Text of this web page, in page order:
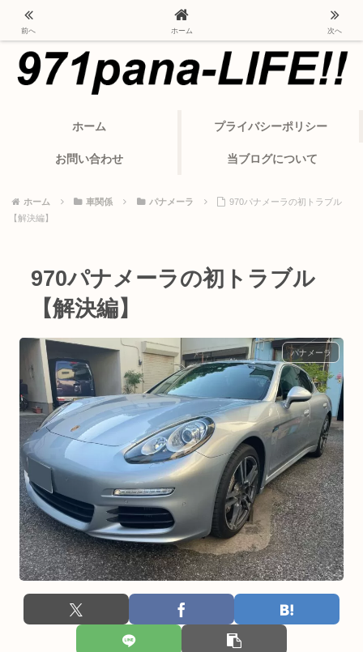
ポルシェ・パナメーラから変わったカーライフ
ホーム プライバシーポリシー
お問い合わせ 当ブログについて
ホーム 車関係 パナメーラ
970パナメーラの初トラブル
【解決編】
970パナメーラの初トラブル
【解決編】
パナメーラ
前へ ホーム 次へ